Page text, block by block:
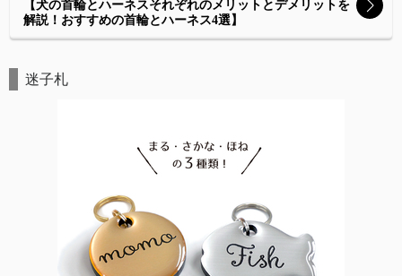
【犬の首輪とハーネスそれぞれのメリットとデメリットを
解説！おすすめの首輪とハーネス4選】
迷子札